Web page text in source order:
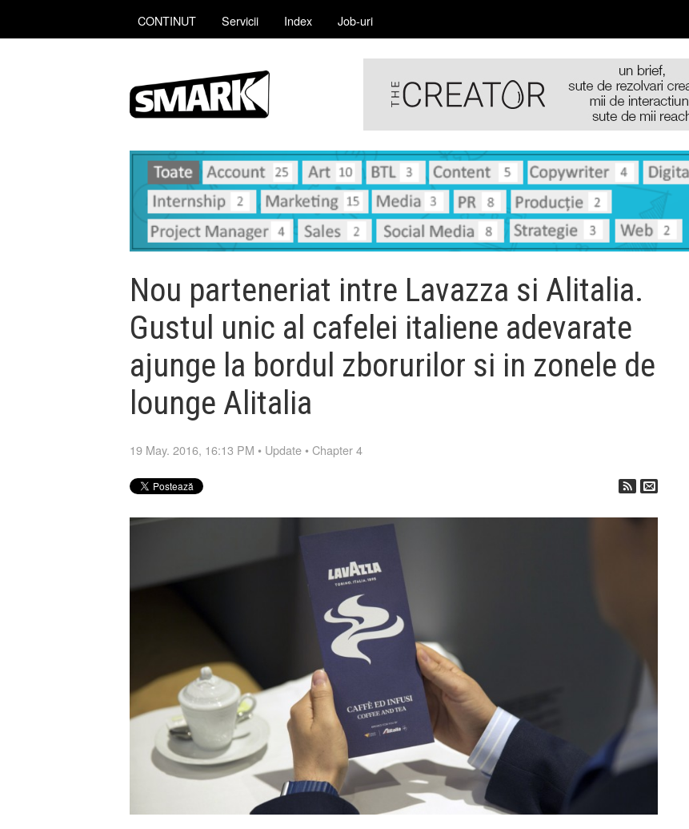
CONTINUT Servicii Index Job-uri
Nou parteneriat intre Lavazza si Alitalia.
Gustul unic al cafelei italiene adevarate
ajunge la bordul zborurilor si in zonele de
lounge Alitalia
19 May. 2016, 16:13 PM • Update •Chapter 4